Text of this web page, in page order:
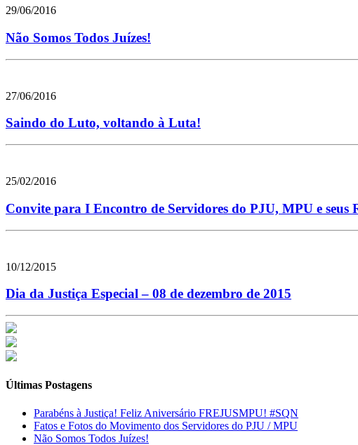
29/06/2016
Não Somos Todos Juízes!
27/06/2016
Saindo do Luto, voltando à Luta!
25/02/2016
Convite para I Encontro de Servidores do PJU, MPU e seus
10/12/2015
Dia da Justiça Especial – 08 de dezembro de 2015
Últimas Postagens
Parabéns à Justiça! Feliz Aniversário FREJUSMPU! #SQN
Fatos e Fotos do Movimento dos Servidores do PJU / MPU
Não Somos Todos Juízes!